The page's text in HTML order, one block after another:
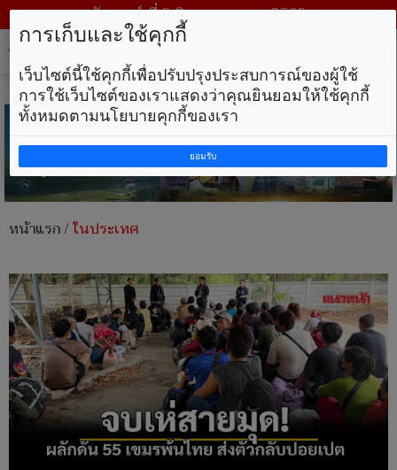
วันเสาร์ ที่ 8 สิงหาคม พ.ศ. 2569
หน้าแรก/ในประเทศ
การเก็บและใช้คุกกี้
เว็บไซต์นี้ใช้คุกกี้เพื่อปรับปรุงประสบการณ์ของผู้ใช้
การใช้เว็บไซต์ของเราแสดงว่าคุณยินยอมให้ใช้คุกกี้
ทั้งหมดตามนโยบายคุกกี้ของเรา
ยอมรับ